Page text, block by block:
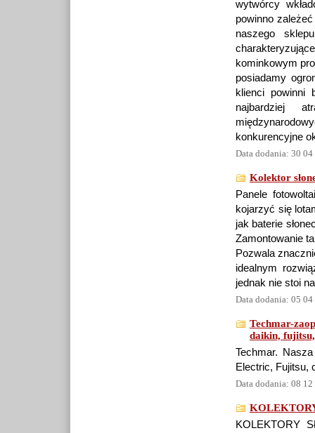
wytwórcy
powinno
naszego
kominkowym
posiadamy
klienci powinni
najbardziej
konkurencyjne
Data dodania: 30
Kolektor
Panele
kojarzyć się
jak baterie
Zamontowanie
Pozwala
idealnym
jednak nie stoi
Data dodania: 05
Techmar-
daikin,
Techmar.
Electric, Fujitsu,
Data dodania: 08
KOLEKTORY